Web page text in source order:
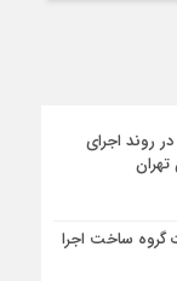
روند اجرای
گروه ساخت اجرا